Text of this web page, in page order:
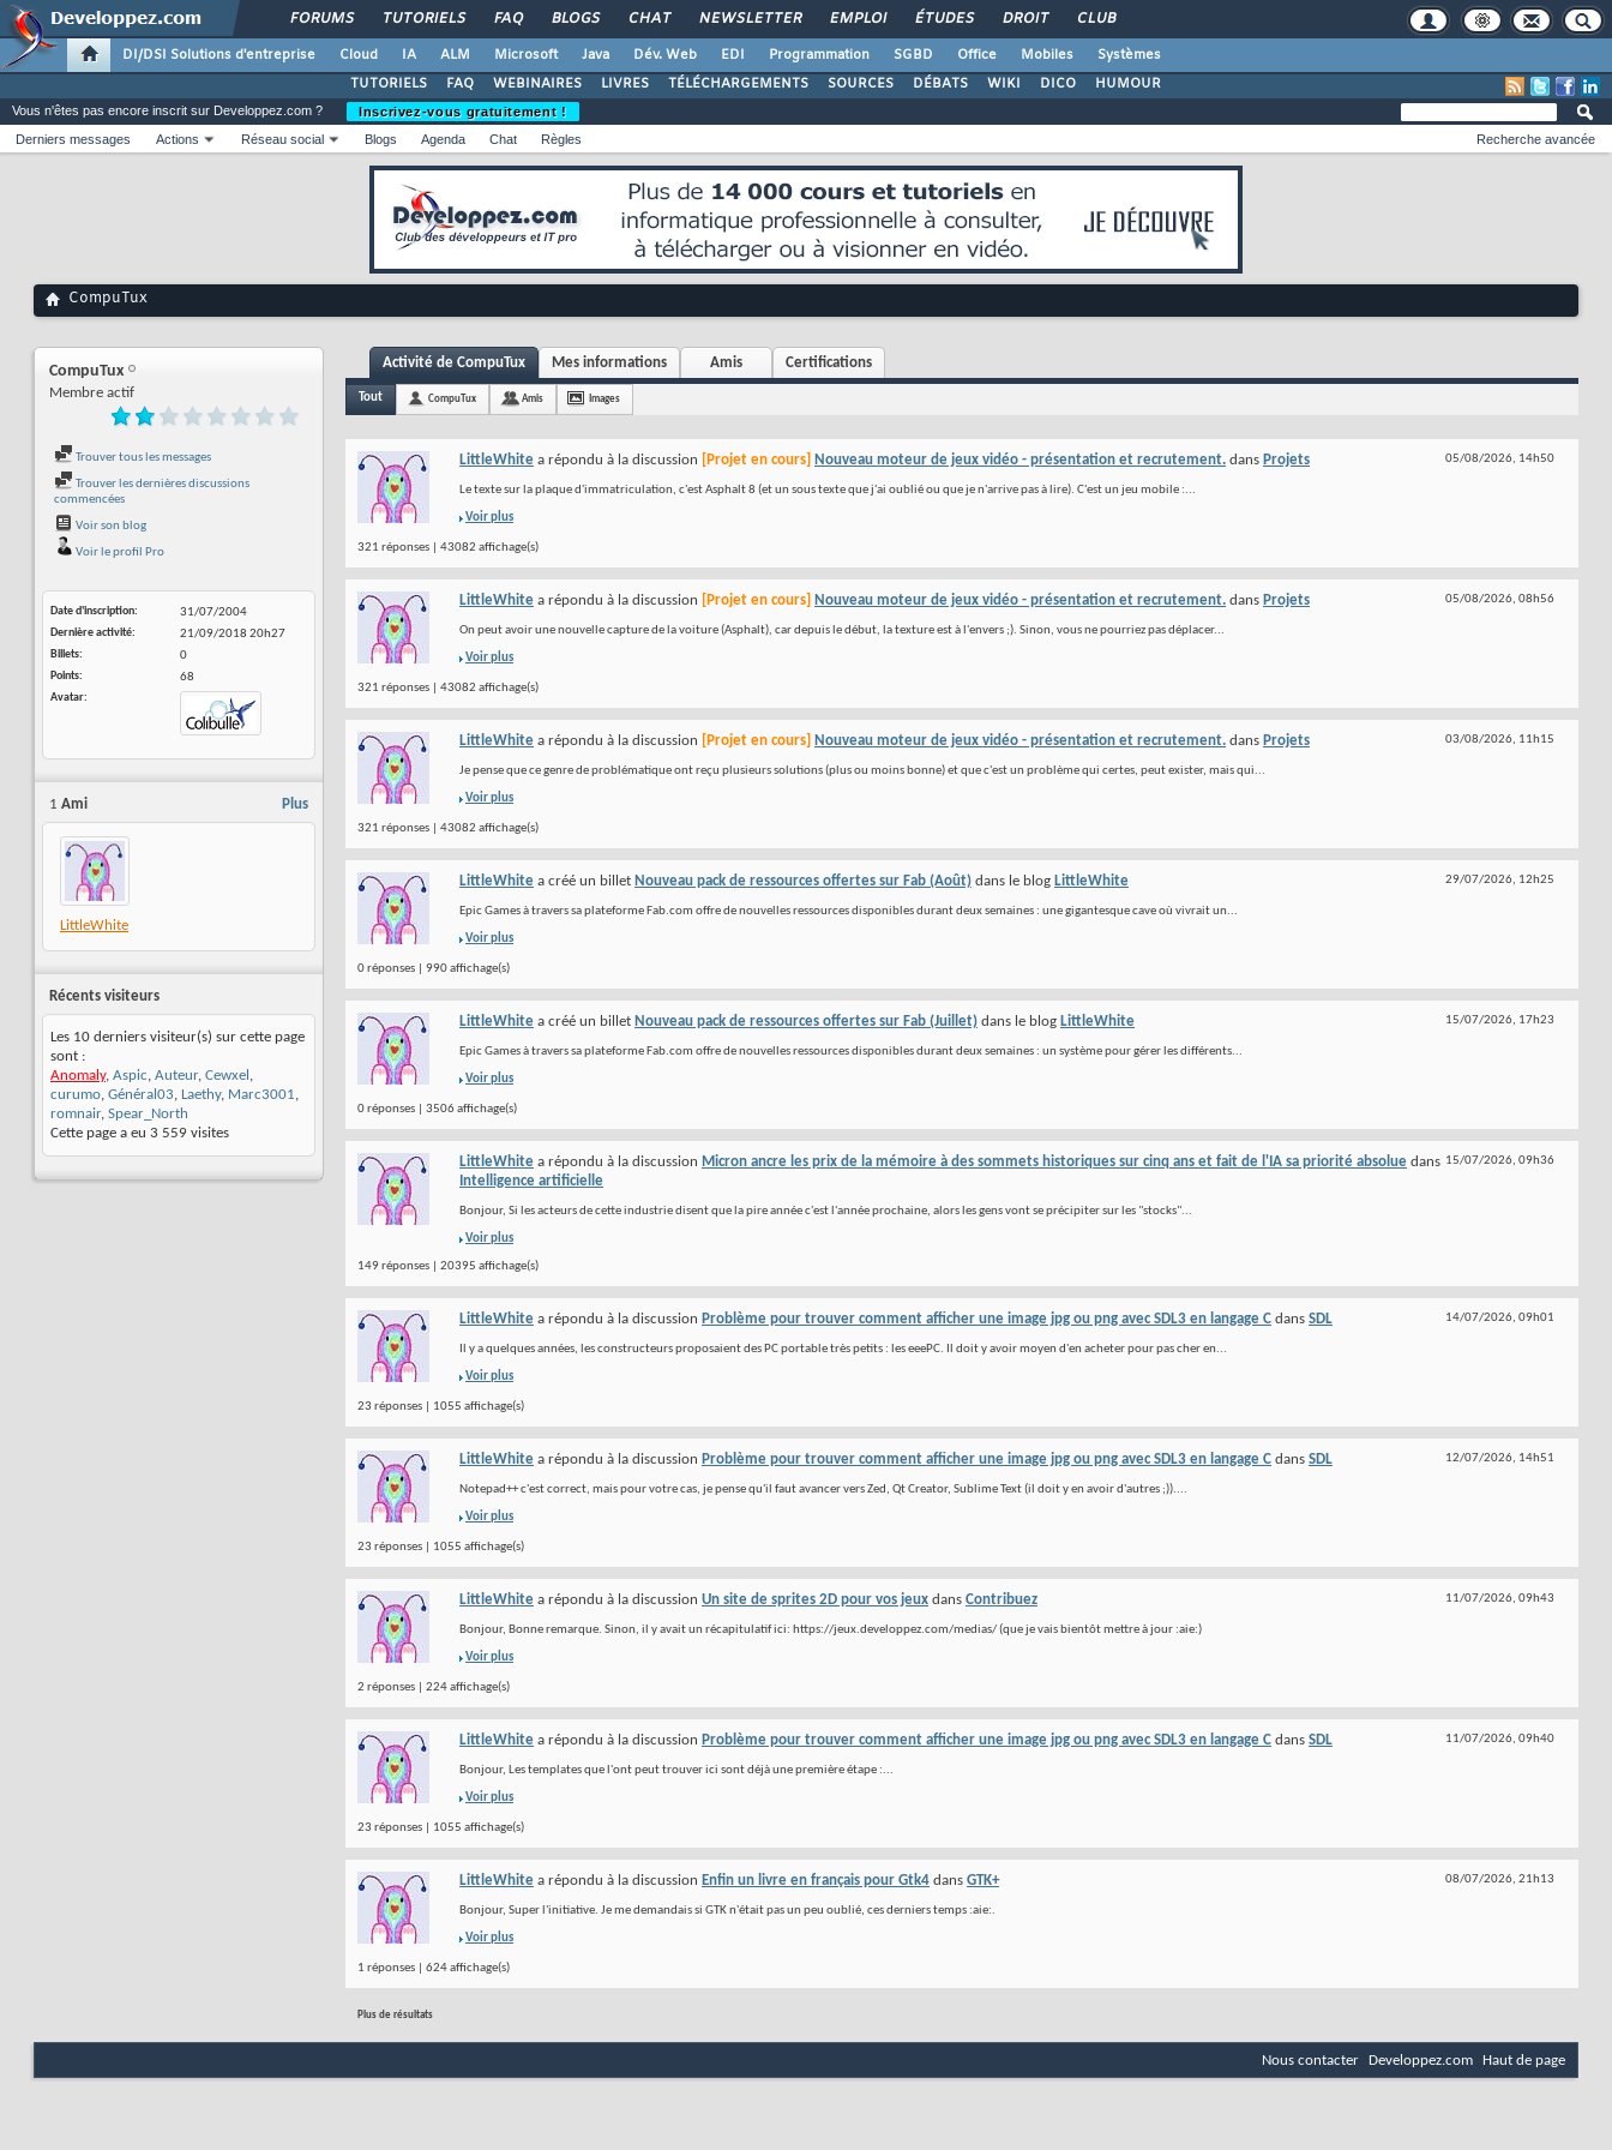
FORUMS TUTORIELS FAQ BLOGS CHAT NEWSLETTER EMPLOI ÉTUDES DROIT CLUB
DI/DSI Solutions d'entreprise Cloud IA ALM Microsoft Java Dév. Web EDI Programmation SGBD Office Mobiles
Systèmes
TUTORIELS
FAQ WEBINAIRES LIVRES TÉLÉCHARGEMENTS SOURCES DÉBATS WIKI DICO HUMOUR
Vous n'êtes pas encore inscrit sur Developpez.com ?
Inscrivez-vous gratuitement !
Derniers messages
Actions Réseau social Blogs Agenda Chat Règles Recherche avancée
CompuTux
CompuTux
Membre actif
Trouver tous les messages
Trouver les dernières discussions
commencées
Voir son blog
Voir le profil Pro
Date d'inscription
31/07/2004
Dernière activité
21/09/2018 20h27
Billets
0
Points
68
Avatar
Plus
1 Ami
LittleWhite
Récents visiteurs
Les 10 derniers visiteur(s) sur cette page
sont :
Anomaly, Aspic, Auteur, Cewxel ,
curumo, Général03, Laethy, Marc3001,
romnair, Spear_North
Cette page a eu 3 559 visites
Activité de CompuTux Mes informations Amis Certifications
Tout CompuTux Amis Images
05/08/2026, 14h50
LittleWhite a répondu à la discussion [Projet en cours] Nouveau moteur de jeux vidéo - présentation et recrutement. dans Projets
Le texte sur la plaque d'immatriculation, c'est Asphalt 8 (et un sous texte que j'ai oublié ou que je n'arrive pas à lire). C'est un jeu mobile :...
Voir plus
321 réponses | 43082 affichage(s)
05/08/2026, 08h56
LittleWhite a répondu à la discussion [Projet en cours] Nouveau moteur de jeux vidéo - présentation et recrutement. dans Projets
On peut avoir une nouvelle capture de la voiture (Asphalt), car depuis le début, la texture est à l'envers ;). Sinon, vous ne pourriez pas déplacer...
Voir plus
321 réponses | 43082 affichage(s)
03/08/2026, 11h15
LittleWhite a répondu à la discussion [Projet en cours] Nouveau moteur de jeux vidéo - présentation et recrutement. dans Projets
Je pense que ce genre de problématique ont reçu plusieurs solutions (plus ou moins bonne) et que c'est un problème qui certes, peut exister, mais qui...
Voir plus
321 réponses | 43082 affichage(s)
29/07/2026, 12h25
LittleWhite a créé un billet Nouveau pack de ressources offertes sur Fab (Août) dans le blog LittleWhite
Epic Games à travers sa plateforme Fab.com offre de nouvelles ressources disponibles durant deux semaines : une gigantesque cave où vivrait un...
Voir plus
0 réponses | 990 affichage(s)
15/07/2026, 17h23
LittleWhite a créé un billet Nouveau pack de ressources offertes sur Fab (Juillet) dans le blog LittleWhite
Epic Games à travers sa plateforme Fab.com offre de nouvelles ressources disponibles durant deux semaines : un système pour gérer les différents...
Voir plus
0 réponses | 3506 affichage(s)
15/07/2026, 09h36
LittleWhite a répondu à la discussion Micron ancre les prix de la mémoire à des sommets historiques sur cinq ans et fait de l'IA sa priorité absolue dans
Intelligence artificielle
Bonjour, Si les acteurs de cette industrie disent que la pire année c'est l'année prochaine, alors les gens vont se précipiter sur les "stocks"...
Voir plus
149 réponses | 20395 affichage(s)
14/07/2026, 09h01
LittleWhite a répondu à la discussion Problème pour trouver comment afficher une image jpg ou png avec SDL3 en langage C dans SDL
Il y a quelques années, les constructeurs proposaient des PC portable très petits : les eeePC. Il doit y avoir moyen d'en acheter pour pas cher en...
Voir plus
23 réponses | 1055 affichage(s)
12/07/2026, 14h51
LittleWhite a répondu à la discussion Problème pour trouver comment afficher une image jpg ou png avec SDL3 en langage C dans SDL
Notepad++ c'est correct, mais pour votre cas, je pense qu'il faut avancer vers Zed, Qt Creator, Sublime Text (il doit y en avoir d'autres ;))....
Voir plus
23 réponses | 1055 affichage(s)
11/07/2026, 09h43
LittleWhite a répondu à la discussion Un site de sprites 2D pour vos jeux dans Contribuez
Bonjour, Bonne remarque. Sinon, il y avait un récapitulatif ici: https://jeux.developpez.com/medias/ (que je vais bientôt mettre à jour :aie:)
Voir plus
2 réponses | 224 affichage(s)
11/07/2026, 09h40
LittleWhite a répondu à la discussion Problème pour trouver comment afficher une image jpg ou png avec SDL3 en langage C dans SDL
Bonjour, Les templates que l'ont peut trouver ici sont déjà une première étape :...
Voir plus
23 réponses | 1055 affichage(s)
08/07/2026, 21h13
LittleWhite a répondu à la discussion Enfin un livre en français pour Gtk4 dans GTK+
Bonjour, Super l'initiative. Je me demandais si GTK n'était pas un peu oublié, ces derniers temps :aie:.
Voir plus
1 réponses | 624 affichage(s)
Plus de résultats
Nous contacter Developpez.com Haut de page